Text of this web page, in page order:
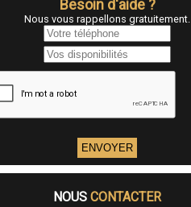
Besoin d'aide ?
Nous vous rappellons gratuitement.
NOUS CONTACTER